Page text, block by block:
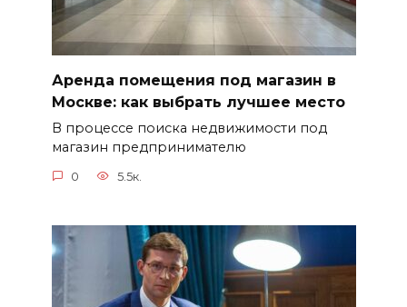
Аренда помещения под магазин в
Москве: как выбрать лучшее место
В процессе поиска недвижимости под
магазин предпринимателю
0 5.5к.